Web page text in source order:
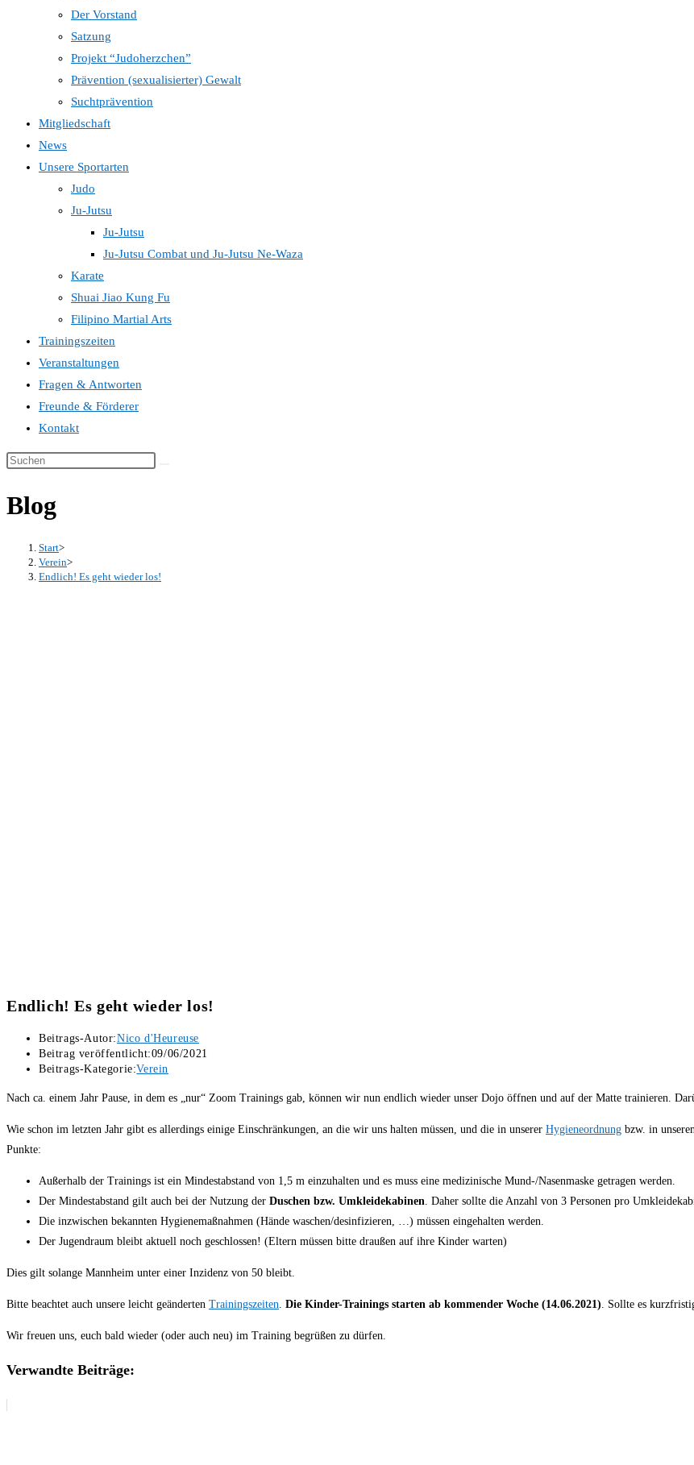
Der Vorstand
Satzung
Projekt “Judoherzchen”
Prävention (sexualisierter) Gewalt
Suchtprävention
Mitgliedschaft
News
Unsere Sportarten
Judo
Ju-Jutsu
Ju-Jutsu
Ju-Jutsu Combat und Ju-Jutsu Ne-Waza
Karate
Shuai Jiao Kung Fu
Filipino Martial Arts
Trainingszeiten
Veranstaltungen
Fragen & Antworten
Freunde & Förderer
Kontakt
Blog
Start>
Verein>
Endlich! Es geht wieder los!
Endlich! Es geht wieder los!
Beitrags-Autor:Nico d'Heureuse
Beitrag veröffentlicht:09/06/2021
Beitrags-Kategorie:Verein
Nach ca. einem Jahr Pause, in dem es „nur“ Zoom Trainings gab, können wir nun endlich wieder unser Dojo öffnen und auf der Matte trainieren.
Wie schon im letzten Jahr gibt es allerdings einige Einschränkungen, an die wir uns halten müssen, und die in unserer Hygieneordnung bzw. in
Punkte:
Außerhalb der Trainings ist ein Mindestabstand von 1,5 m einzuhalten und es muss eine medizinische Mund-/Nasenmaske getragen werden.
Der Mindestabstand gilt auch bei der Nutzung der Duschen bzw. Umkleidekabinen. Daher sollte die Anzahl von 3 Personen pro
Die inzwischen bekannten Hygienemaßnahmen (Hände waschen/desinfizieren, …) müssen eingehalten werden.
Der Jugendraum bleibt aktuell noch geschlossen! (Eltern müssen bitte draußen auf ihre Kinder warten)
Dies gilt solange Mannheim unter einer Inzidenz von 50 bleibt.
Bitte beachtet auch unsere leicht geänderten Trainingszeiten. Die Kinder-Trainings starten ab kommender Woche (14.06.2021). Sollte es
Wir freuen uns, euch bald wieder (oder auch neu) im Training begrüßen zu dürfen.
Verwandte Beiträge: